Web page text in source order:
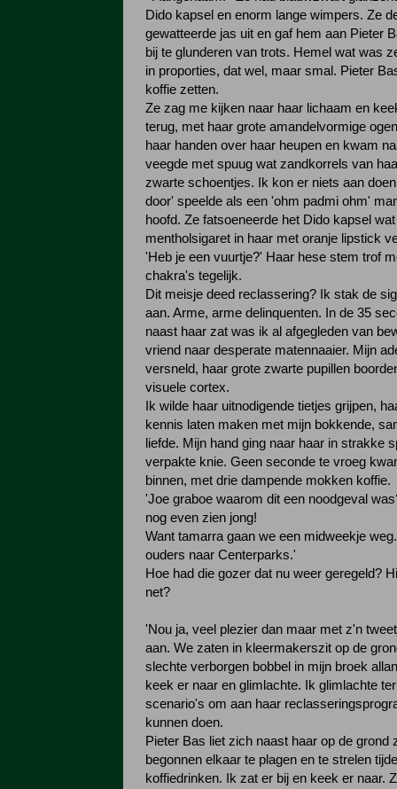
Dido kapsel en enorm lange wimpers. Ze
gewatteerde jas uit en gaf hem aan Pieter
bij te glunderen van trots. Hemel wat was
in proporties, dat wel, maar smal. Pieter
koffie zetten.
Ze zag me kijken naar haar lichaam en
terug, met haar grote amandelvormige
haar handen over haar heupen en kwam
veegde met spuug wat zandkorrels van
zwarte schoentjes. Ik kon er niets aan
door' speelde als een 'ohm padmi ohm'
hoofd. Ze fatsoeneerde het Dido kapsel
mentholsigaret in haar met oranje lipstick
'Heb je een vuurtje?' Haar hese stem trof
chakra's tegelijk.
Dit meisje deed reclassering? Ik stak de
aan. Arme, arme delinquenten. In de 35
naast haar zat was ik al afgegleden van
vriend naar desperate matennaaier. Mijn
versneld, haar grote zwarte pupillen
visuele cortex.
Ik wilde haar uitnodigende tietjes grijpen,
kennis laten maken met mijn bokkende,
liefde. Mijn hand ging naar haar in strakke
verpakte knie. Geen seconde te vroeg
binnen, met drie dampende mokken koffie.
'Joe graboe waarom dit een noodgeval
nog even zien jong!
Want tamarra gaan we een midweekje
ouders naar Centerparks.'
Hoe had die gozer dat nu weer geregeld?
net?
'Nou ja, veel plezier dan maar met z'n
aan. We zaten in kleermakerszit op de
slechte verborgen bobbel in mijn broek
keek er naar en glimlachte. Ik glimlachte
scenario's om aan haar
kunnen doen.
Pieter Bas liet zich naast haar op de grond
begonnen elkaar te plagen en te strelen
koffiedrinken. Ik zat er bij en keek er naar.